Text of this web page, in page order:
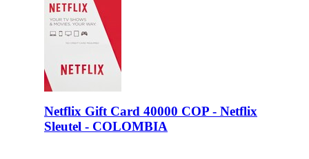
Netflix Gift Card 40000 COP - Netflix
Sleutel - COLOMBIA